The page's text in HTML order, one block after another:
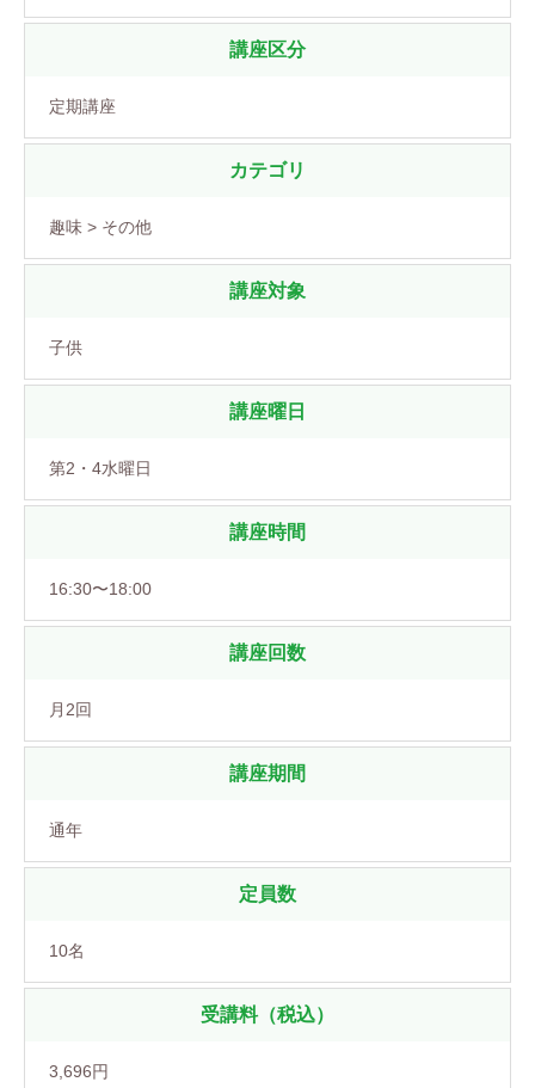
講座区分
定期講座
カテゴリ
趣味 > その他
講座対象
子供
講座曜日
第2・4水曜日
講座時間
16:30〜18:00
講座回数
月2回
講座期間
通年
定員数
10名
受講料（税込）
3,696円